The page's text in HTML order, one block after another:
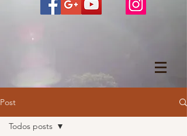
Post
Todos posts